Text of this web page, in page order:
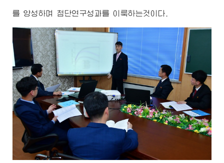
를 양성하며 첨단연구성과를 이룩하는것이다.